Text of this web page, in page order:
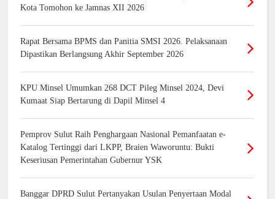
Kota Tomohon ke Jamnas XII 2026
Rapat Bersama BPMS dan Panitia SMSI 2026. Pelaksanaan
Dipastikan Berlangsung Akhir September 2026
KPU Minsel Umumkan 268 DCT Pileg Minsel 2024, Devi
Kumaat Siap Bertarung di Dapil Minsel 4
Pemprov Sulut Raih Penghargaan Nasional Pemanfaatan e-
Katalog Tertinggi dari LKPP, Braien Waworuntu: Bukti
Keseriusan Pemerintahan Gubernur YSK
Banggar DPRD Sulut Pertanyakan Usulan Penyertaan Modal